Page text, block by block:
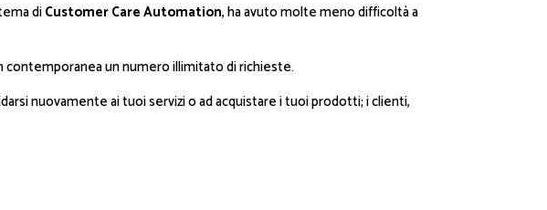
diCustomer Care Automation, ha avuto molte meno difficoltà a
un numero illimitato di richieste.
nuovamente ai tuoi servizi o ad acquistare i tuoi prodotti; i clienti,